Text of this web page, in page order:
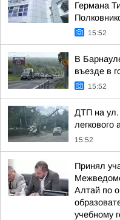
Германа
15:52
В
въезде в
15:52
ДТП на ул.
15:52
Принял
Алтай по
учебному